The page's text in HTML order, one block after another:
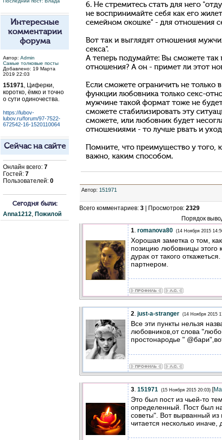
Интересные
комментарии
форума
Автор: Admin
Самые толковые посты
Добавлено: 19 Марта
2019 22:03
151971, Циферки,
коротко, ёмко и точно
о сути одиночества.
https://lubov-
lubov.ru/forum/97-7522-
672542-16-1520110064
Сейчас на сайте
Онлайн всего: 7
Гостей: 7
Пользователей: 0
Сегодня были:
Anna1212, Пожилой
6. Не стремитесь стать для него
не воспринимайте себя как его
семейном окошке" - для отношения
Вот так и выглядят отношения
секса".
А теперь подумайте: Вы сможете так
отношения? А он - примет ли этот
Если сможете ограничить не только
функции любовника только секс-
мужчине такой формат тоже не
сможете стабилизировать эту
сможете, или любовник будет
отношениями - то лучше рвать и
Помните, что преимущество у того,
важно, каким способом.
Автор: 151971
Всего комментариев: 3 Просмотров: 2329
Порядок
1. romanova80 (14 Ноября 2015
Хорошая заметка о том,
позицию любовницы этого
дурак от такого
партнером.
2. just-a-stranger (14 Ноября 2015
Все эти пункты нельзя
любовников,от слова
простонародье "
3. 151971 (15 Ноября 2015 20:03) [
Это был пост из чьей-то
определенный. Пост был
советы". Вот вырванный из
читается несколько иначе,